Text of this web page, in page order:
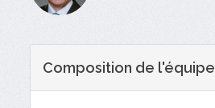
Composition de l'équipe